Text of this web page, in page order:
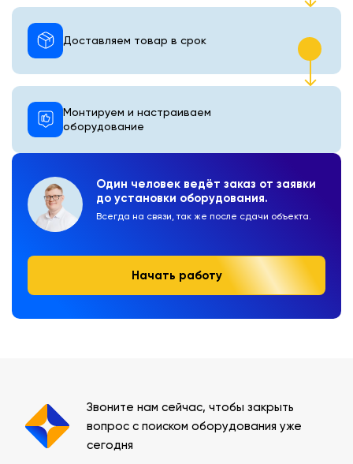
Один человек ведёт заказ от заявки
до установки оборудования.
Всегда на связи, так же после сдачи объекта.
Начать работу
Монтируем и настраиваем
оборудование
Доставляем товар в срок
Звоните нам сейчас, чтобы закрыть
вопрос с поиском оборудования уже
сегодня